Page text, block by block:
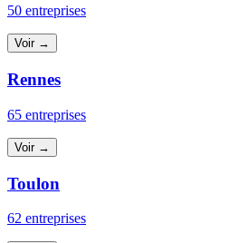
50 entreprises
Voir →
Rennes
65 entreprises
Voir →
Toulon
62 entreprises